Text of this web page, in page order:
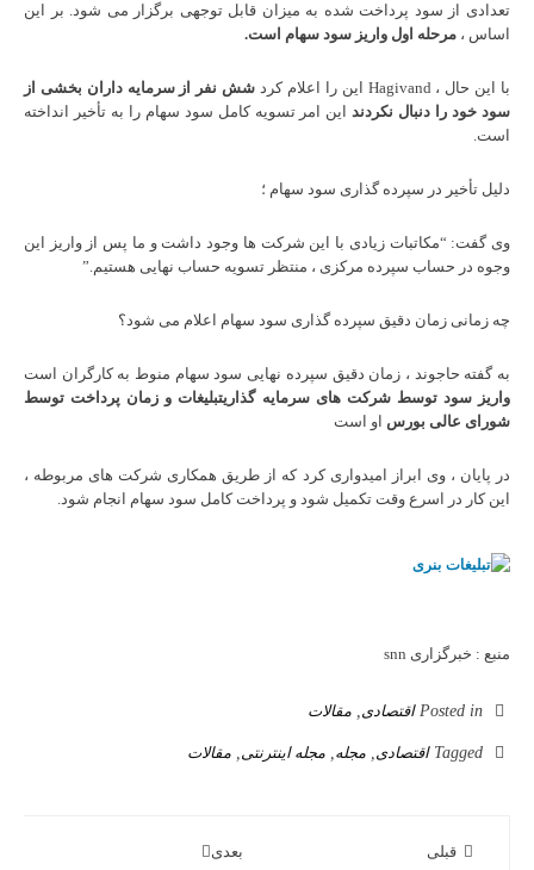
تعدادی از سود پرداخت شده به میزان قابل توجهی برگزار می شود. بر این
اساس ، مرحله اول واریز سود سهام است.
با این حال ، Hagivand این را اعلام کرد
شش نفر از سرمایه داران بخشی از
سود خود را دنبال نکردنداین امر تسویه کامل سود سهام را به تأخیر انداخته
است.
دلیل تأخیر در سپرده گذاری سود سهام ؛
وی گفت: “مکاتبات زیادی با این شرکت ها وجود داشت و ما پس از واریز این
وجوه در حساب سپرده مرکزی ، منتظر تسویه حساب نهایی هستیم.”
چه زمانی زمان دقیق سپرده گذاری سود سهام اعلام می شود؟
به گفته حاجوند ، زمان دقیق سپرده نهایی سود سهام منوط به کارگران است
واریز سود توسط شرکت های سرمایه گذاریتبلیغات و زمان پرداخت توسط
شورای عالی بورس او است
در پایان ، وی ابراز امیدواری کرد که از طریق همکاری شرکت های مربوطه ،
این کار در اسرع وقت تکمیل شود و پرداخت کامل سود سهام انجام شود.
منبع : خبرگزاری snn
اقتصادی, مقالات
اقتصادی, مجله, مجله اینترنتی, مقالات
قبلی
بعدی